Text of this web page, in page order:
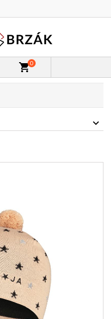
shopping_cart0